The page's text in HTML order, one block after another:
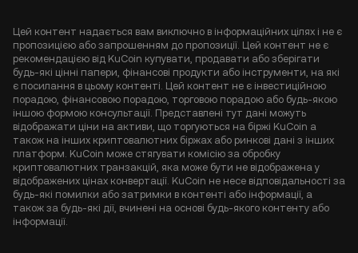
Цей контент надається вам виключно в інформаційних цілях і не є
пропозицією або запрошенням до пропозиції. Цей контент не є
рекомендацією від KuCoin купувати, продавати або зберігати
будь-які цінні папери, фінансові продукти або інструменти, на які
є посилання в цьому контенті. Цей контент не є інвестиційною
порадою, фінансовою порадою, торговою порадою або будь-якою
іншою формою консультації. Представлені тут дані можуть
відображати ціни на активи, що торгуються на біржі KuCoin а
також на інших криптовалютних біржах або ринкові дані з інших
платформ. KuCoin може стягувати комісію за обробку
криптовалютних транзакцій, яка може бути не відображена у
відображених цінах конвертації. KuCoin не несе відповідальності за
будь-які помилки або затримки в контенті або інформації, а
також за будь-які дії, вчинені на основі будь-якого контенту або
інформації.